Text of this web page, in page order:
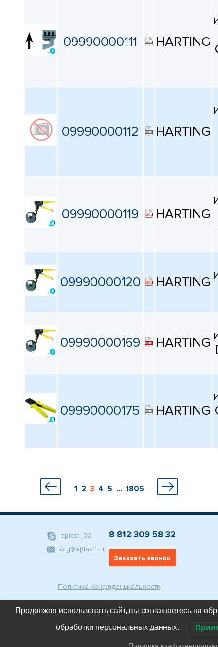
09990000111 HARTING
09990000112 HARTING
09990000119 HARTING
09990000120 HARTING
09990000169 HARTING
09990000175 HARTING
1 2 3 4 5 ... 1805
Политика конфиденциальности
eplast_30
org@eplast1.ru
8 812 309 58 32
Заказать звонок
© ООО "ЭлектроПласт", 2007-2023
Продолжая использовать сайт, вы соглашаетесь на
обработки персональных данных.